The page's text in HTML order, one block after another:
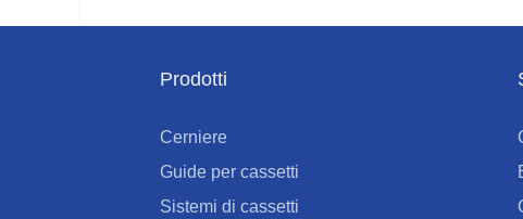
Prodotti
Cerniere
Guide per cassetti
Sistemi di cassetti